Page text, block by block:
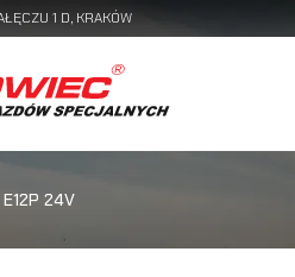
1 D, KRAKÓW
E12P 24V